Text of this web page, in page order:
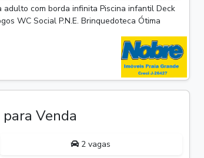
com borda infinita Piscina infantil Deck
WC Social P.N.E. Brinquedoteca Ótima
Venda
2 vagas